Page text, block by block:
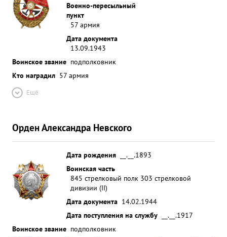
Военно-пересыльный
пункт
57 армия
Дата документа
13.09.1943
Воинское звание подполковник
Кто наградил 57 армия
Ещё
Орден Александра Невского
Дата рождения
__.__.1893
Воинская часть
845 стрелковый полк 303 стрелковой
дивизии (II)
Дата документа 14.02.1944
Дата поступления на службу
__.__.1917
Воинское звание подполковник